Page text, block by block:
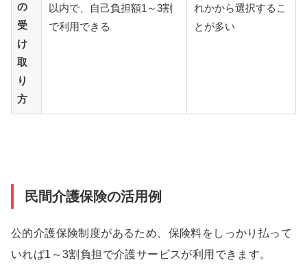
の
受
け
取
り
方
以内で、自己負担額1～3割
で利用できる
れかから選択するこ
とが多い
民間介護保険の活用例
公的介護保険制度があるため、保険料をしっかり払って
いれば1～3割負担で介護サービスが利用できます。